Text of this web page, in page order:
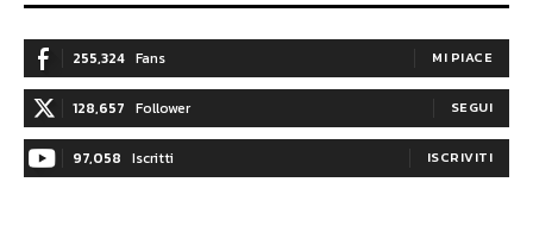
255,324 Fans MI PIACE
128,657 Follower SEGUI
97,058 Iscritti ISCRIVITI